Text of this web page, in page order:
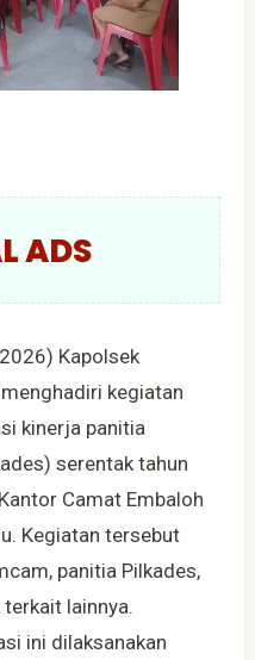
ADS
Kapolsek
kegiatan
kinerja panitia
serentak tahun
Camat Embaloh
Kegiatan tersebut
panitia Pilkades,
lainnya.
ini dilaksanakan